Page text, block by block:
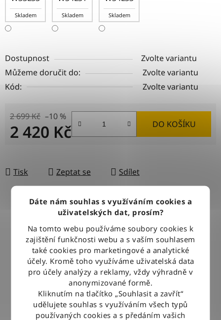
Dáte nám souhlas s využíváním cookies a
uživatelských dat, prosím?
Na tomto webu používáme soubory cookies k
zajištění funkčnosti webu a s vaším souhlasem
také cookies pro marketingové a analytické
účely. Kromě toho využíváme uživatelská data
pro účely analýzy a reklamy, vždy výhradně v
anonymizované formě.
Kliknutím na tlačítko „Souhlasit a zavřít“
udělujete souhlas s využíváním všech typů
používaných cookies a s předáním vašich
Skladem Skladem Skladem
Dostupnost
Zvolte variantu
Můžeme doručit do:
Zvolte variantu
Kód:
Zvolte variantu
2 699 Kč –10 %
2 420 Kč DO KOŠÍKU
Tisk Zeptat se Sdílet
DOPRAVA ZDARMA
BLESKOVÉ DORUČENÍ
Objednávky odesíláme každý pracovní den do 12:00
100% ZBOŽÍ SKLADEM
Veškeré vystavené zboží leží na našem skladě